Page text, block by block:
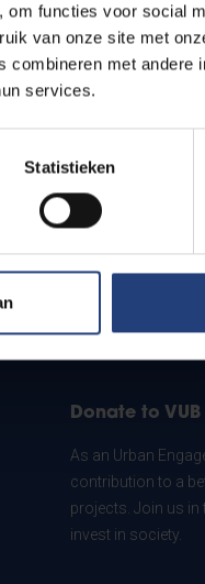
functies voor social
van onze site met
met andere
services.
Statistieken
Donate to VUB
As an Urban
contribution to a
projects. Join us
invest in society.